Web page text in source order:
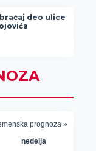
deo ulice